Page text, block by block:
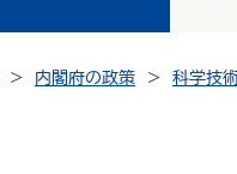
内閣府の政策 科学技